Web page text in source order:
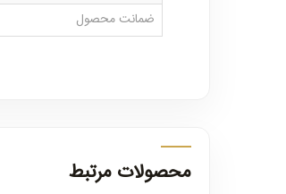
ضمانت محصول
محصولات مرتبط